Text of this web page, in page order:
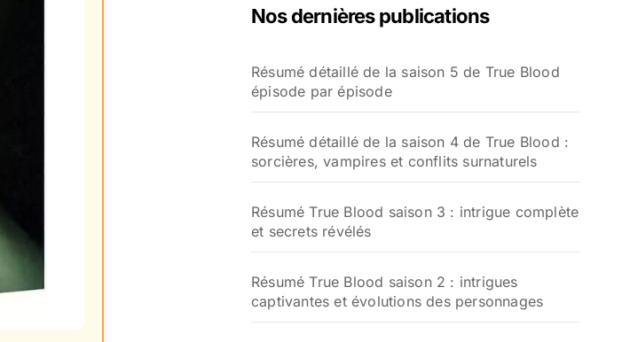
Nos dernières publications
Résumé détaillé de la saison 5 de True Blood
épisode par épisode
Résumé détaillé de la saison 4 de True Blood :
sorcières, vampires et conflits surnaturels
Résumé True Blood saison 3 : intrigue complète
et secrets révélés
Résumé True Blood saison 2 : intrigues
captivantes et évolutions des personnages